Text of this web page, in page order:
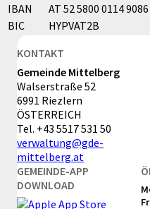
IBAN
AT 52 5800 0114
BIC
HYPVAT2B
KONTAKT
Gemeinde Mittelberg
Walserstraße 52
6991 Riezlern
ÖSTERREICH
Tel. +43 5517 531 50
verwaltung@gde-
mittelberg.at
GEMEINDE-APP
DOWNLOAD
Fr